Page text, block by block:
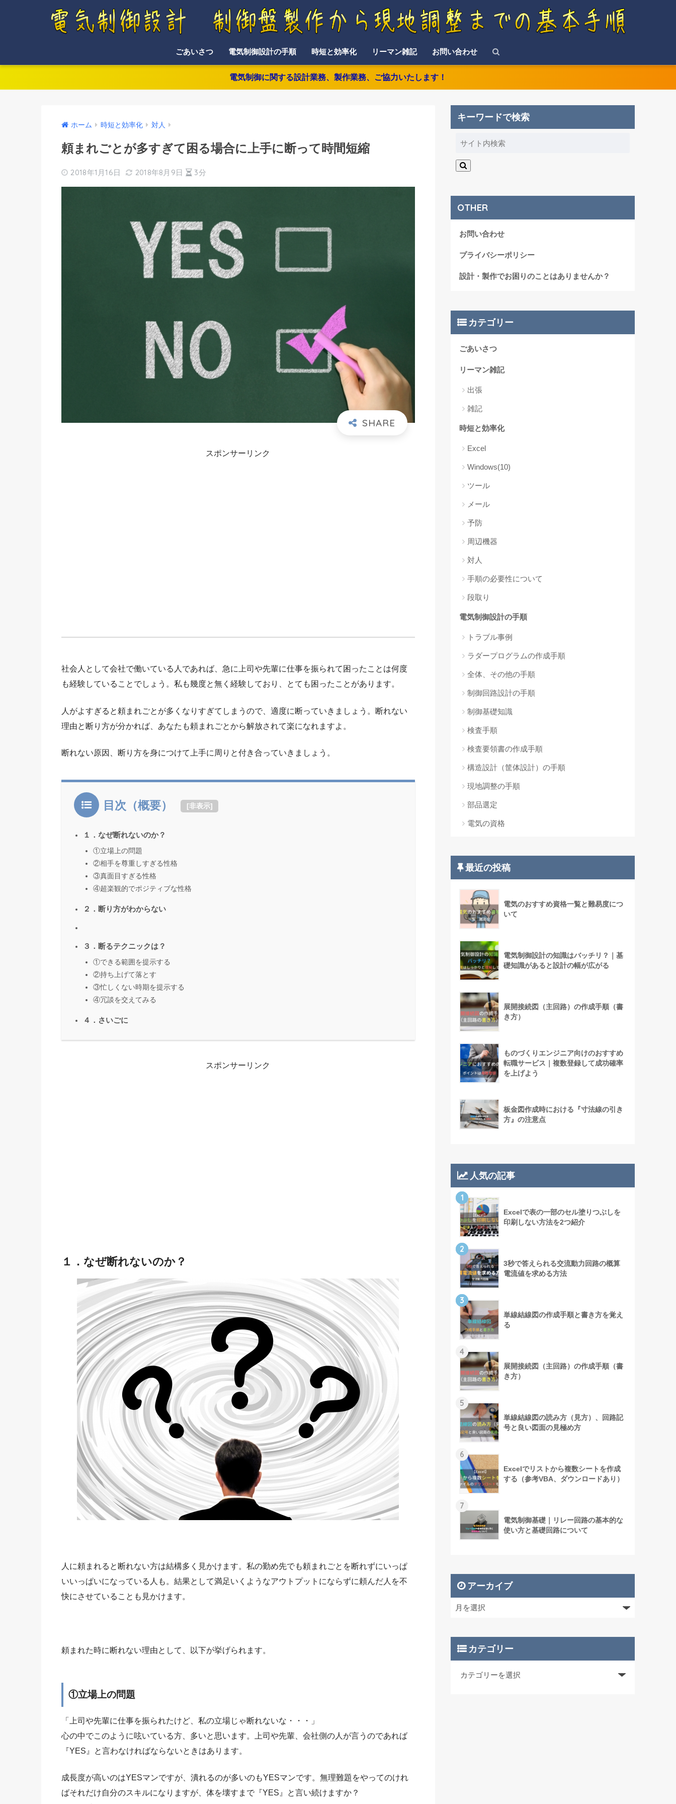
ごあいさつ 電気制御設計の手順 時短と効率化 リーマン雑記 お問い合わせ
電気制御に関する設計業務、製作業務、ご協力いたします！
ホーム 時短と効率化 対人
頼まれごとが多すぎて困る場合に上手に断って時間短縮
2018年1月16日 2018年8月9日 3分
スポンサーリンク
社会人として会社で働いている人であれば、急に上司や先輩に仕事を振られて困ったことは何度
も経験していることでしょう。私も幾度と無く経験しており、とても困ったことがあります。
人がよすぎると頼まれごとが多くなりすぎてしまうので、適度に断っていきましょう。断れない
理由と断り方が分かれば、あなたも頼まれごとから解放されて楽になれますよ。
断れない原因、断り方を身につけて上手に周りと付き合っていきましょう。
目次（概要） [非表示]
１．なぜ断れないのか？
①立場上の問題
②相手を尊重しすぎる性格
③真面目すぎる性格
④超楽観的でポジティブな性格
２．断り方がわからない
３．断るテクニックは？
①できる範囲を提示する
②持ち上げて落とす
③忙しくない時期を提示する
④冗談を交えてみる
４．さいごに
スポンサーリンク
１．なぜ断れないのか？
人に頼まれると断れない方は結構多く見かけます。私の勤め先でも頼まれごとを断れずにいっぱ
いいっぱいになっている人も。結果として満足いくようなアウトプットにならずに頼んだ人を不
快にさせていることも見かけます。
頼まれた時に断れない理由として、以下が挙げられます。
①立場上の問題
「上司や先輩に仕事を振られたけど、私の立場じゃ断れないな・・・」
心の中でこのように呟いている方、多いと思います。上司や先輩、会社側の人が言うのであれば
『YES』と言わなければならないときはあります。
成長度が高いのはYESマンですが、潰れるのが多いのもYESマンです。無理難題をやってのけれ
ばそれだけ自分のスキルになりますが、体を壊すまで『YES』と言い続けますか？
キーワードで検索
OTHER
お問い合わせ
プライバシーポリシー
設計・製作でお困りのことはありませんか？
カテゴリー
ごあいさつ
リーマン雑記
出張
雑記
時短と効率化
Excel
Windows(10)
ツール
メール
予防
周辺機器
対人
手順の必要性について
段取り
電気制御設計の手順
トラブル事例
ラダープログラムの作成手順
全体、その他の手順
制御回路設計の手順
制御基礎知識
検査手順
検査要領書の作成手順
構造設計（筐体設計）の手順
現地調整の手順
部品選定
電気の資格
最近の投稿
電気のおすすめ資格一覧と難易度につ
いて
電気制御設計の知識はバッチリ？｜基
礎知識があると設計の幅が広がる
展開接続図（主回路）の作成手順（書
き方）
ものづくりエンジニア向けのおすすめ
転職サービス｜複数登録して成功確率
を上げよう
板金図作成時における『寸法線の引き
方』の注意点
人気の記事
1
Excelで表の一部のセル塗りつぶしを
印刷しない方法を2つ紹介
2
3秒で答えられる交流動力回路の概算
電流値を求める方法
3
単線結線図の作成手順と書き方を覚え
る
4
展開接続図（主回路）の作成手順（書
き方）
5
単線結線図の読み方（見方）、回路記
号と良い図面の見極め方
6
Excelでリストから複数シートを作成
する（参考VBA、ダウンロードあり）
7
電気制御基礎｜リレー回路の基本的な
使い方と基礎回路について
アーカイブ
カテゴリー